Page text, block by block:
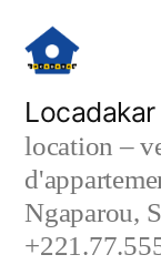
contenu
Locadakar
location –
Ngaparou,